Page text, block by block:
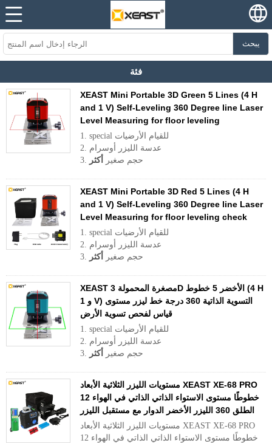
يبحث
فئة
XEAST Mini Portable 3D Green 5 Lines (4 H
and 1 V) Self-Leveling 360 Degree line Laser
Level Measuring for floor leveling
1. special للقيام الأرضيات
2. عدسة الليزر أوسرام
3. حجم صغير
أكثر
XEAST Mini Portable 3D Red 5 Lines (4 H
and 1 V) Self-Leveling 360 Degree line Laser
Level Measuring for floor leveling check
1. special للقيام الأرضيات
2. عدسة الليزر أوسرام
3. حجم صغير
أكثر
XEAST مصغرة المحمولة 3D الأخضر 5 خطوط (4 H
و 1 V) التسوية الذاتية 360 درجة خط ليزر مستوى
قياس لفحص تسوية الأرض
1. special للقيام الأرضيات
2. عدسة الليزر أوسرام
3. حجم صغير
أكثر
مستويات الليزر الثلاثية الأبعاد XEAST XE-68 PRO
12 خطوطًا مستوى الاستواء الذاتي الذاتي في الهواء
الطلق 360 الليزر الأخضر الدوار مع مستقبل الليزر
مستويات الليزر الثلاثية الأبعاد XEAST XE-68 PRO
12 خطوطًا مستوى الاستواء الذاتي الذاتي في الهواء